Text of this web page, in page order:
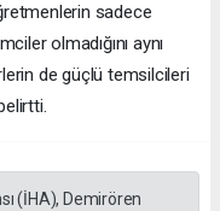
sadece
olmadığını aynı
de güçlü temsilcileri
(İHA), Demirören